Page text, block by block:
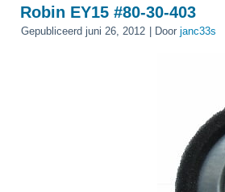
Robin EY15 #80-30-403
Gepubliceerd juni 26, 2012 Door janc33s